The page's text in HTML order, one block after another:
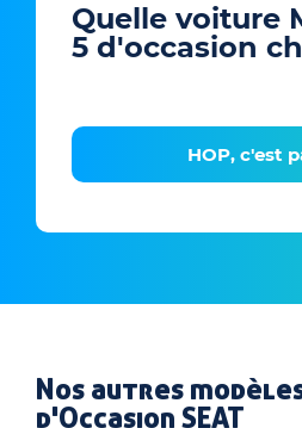
Quelle voiture
5 d'occasion
HOP, c'est
Nos autres
d'Occasion SEAT